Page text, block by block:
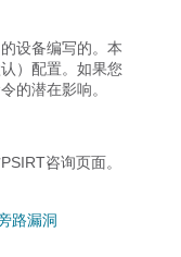
设备编写的。本
）配置。如果您
的潜在影响。
咨询页面。
路漏洞